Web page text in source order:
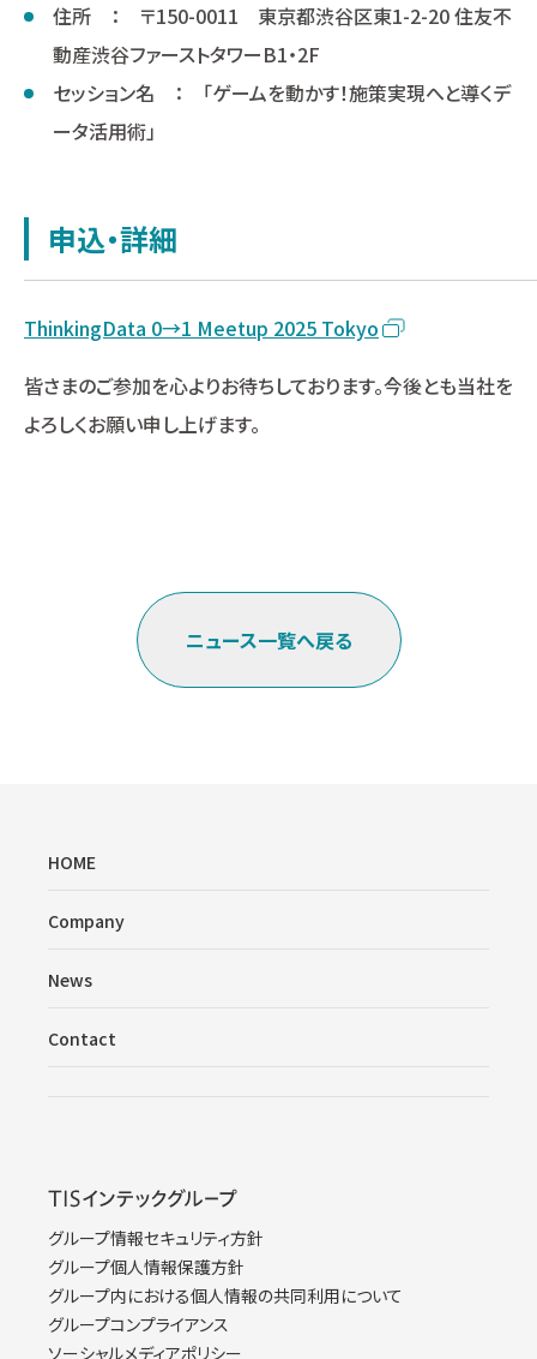
住所 ： 〒150-0011 東京都渋谷区東1-2-20 住友不
動産渋谷ファーストタワーB1・2F
セッション名 ： 「ゲームを動かす！施策実現へと導くデ
ータ活用術」
申込・詳細
ThinkingData 0→1 Meetup 2025 Tokyo
皆さまのご参加を心よりお待ちしております。今後とも当社を
よろしくお願い申し上げます。
ニュース一覧へ戻る
HOME
Company
News
Contact
グループ情報セキュリティ方針
グループ個人情報保護方針
グループ内における個人情報の共同利用について
グループコンプライアンス
ソーシャルメディアポリシー